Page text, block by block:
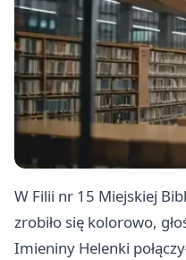
W Filii nr 15 Miejskiej
zrobiło się kolorowo,
Imieniny Helenki